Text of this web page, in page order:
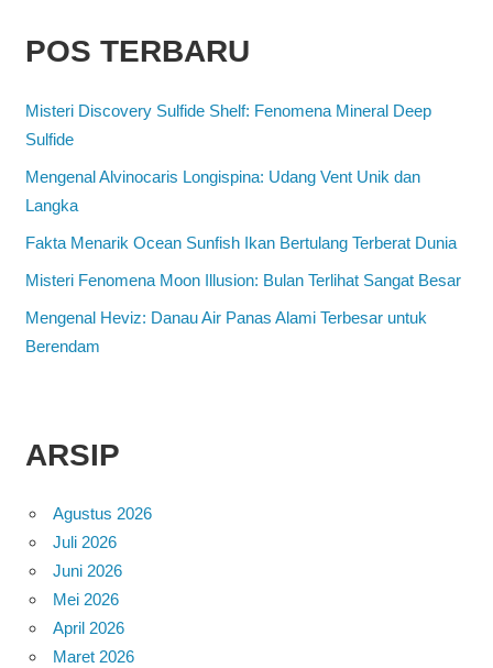
POS TERBARU
Misteri Discovery Sulfide Shelf: Fenomena Mineral Deep
Sulfide
Mengenal Alvinocaris Longispina: Udang Vent Unik dan
Langka
Fakta Menarik Ocean Sunfish Ikan Bertulang Terberat Dunia
Misteri Fenomena Moon Illusion: Bulan Terlihat Sangat Besar
Mengenal Heviz: Danau Air Panas Alami Terbesar untuk
Berendam
ARSIP
Agustus 2026
Juli 2026
Juni 2026
Mei 2026
April 2026
Maret 2026